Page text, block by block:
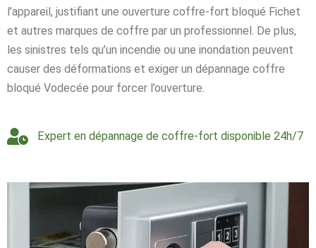
l’appareil, justifiant une ouverture coffre-fort bloqué Fichet
et autres marques de coffre par un professionnel. De plus,
les sinistres tels qu’un incendie ou une inondation peuvent
causer des déformations et exiger un dépannage coffre
bloqué Vodecée pour forcer l’ouverture.
Expert en dépannage de coffre-fort disponible 24h/7